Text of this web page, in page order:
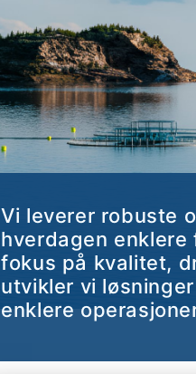
Vi leverer robuste
hverdagen
fokus på kvalitet,
utvikler vi
enklere